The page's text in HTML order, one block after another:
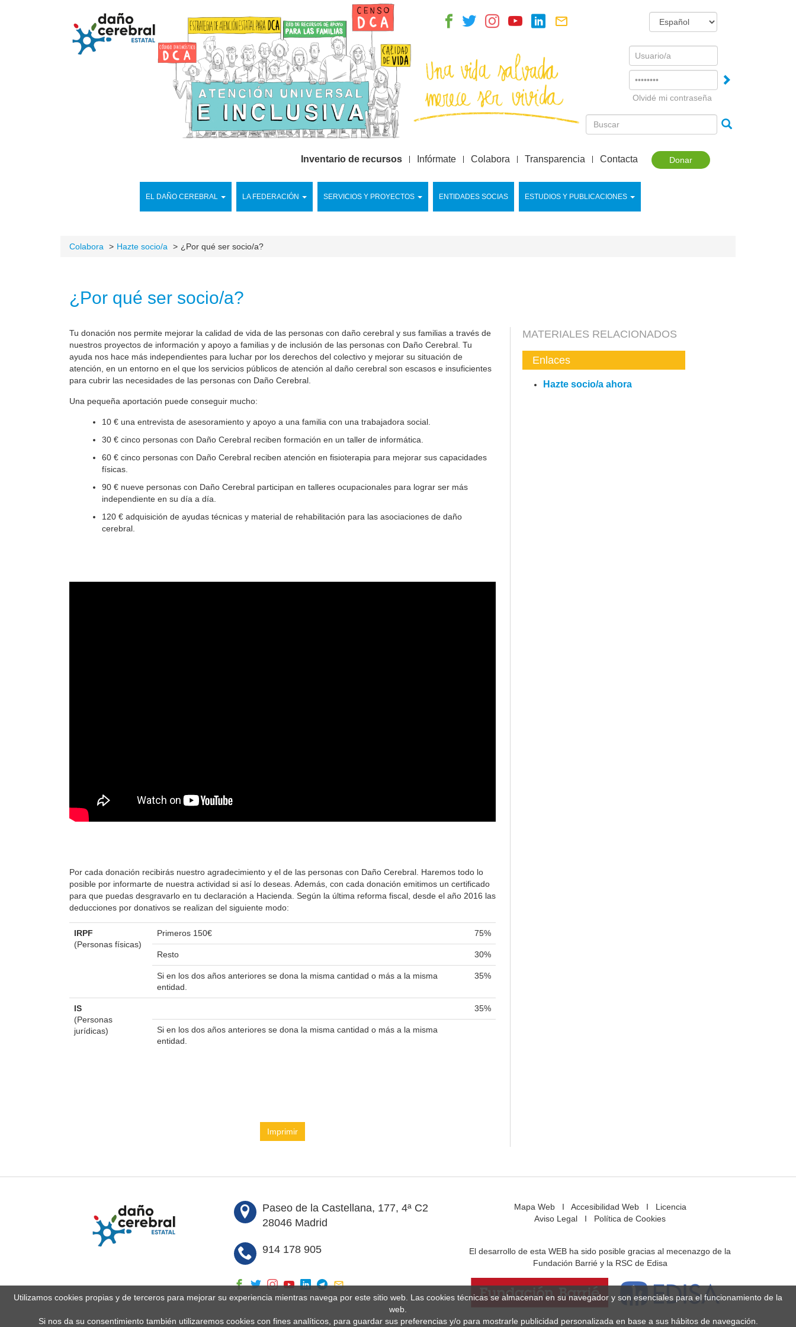
Username
Olvidé mi contraseña
Donar
EL DAÑO CEREBRAL LA FEDERACIÓN SERVICIOS Y PROYECTOS ENTIDADES SOCIAS ESTUDIOS Y PUBLICACIONES
Inventario de recursos Infórmate Colabora Transparencia Contacta
Colabora Hazte socio/a ¿Por qué ser socio/a?
¿Por qué ser socio/a?
Tu donación nos permite mejorar la calidad de vida de las personas con daño cerebral y sus familias a través de
nuestros proyectos de información y apoyo a familias y de inclusión de las personas con Daño Cerebral. Tu
ayuda nos hace más independientes para luchar por los derechos del colectivo y mejorar su situación de
atención, en un entorno en el que los servicios públicos de atención al daño cerebral son escasos e insuficientes
para cubrir las necesidades de las personas con Daño Cerebral.
Una pequeña aportación puede conseguir mucho:
10 € una entrevista de asesoramiento y apoyo a una familia con una trabajadora social.
30 € cinco personas con Daño Cerebral reciben formación en un taller de informática.
60 € cinco personas con Daño Cerebral reciben atención en fisioterapia para mejorar sus capacidades
físicas.
90 € nueve personas con Daño Cerebral participan en talleres ocupacionales para lograr ser más
independiente en su día a día.
120 € adquisición de ayudas técnicas y material de rehabilitación para las asociaciones de daño
cerebral.
Por cada donación recibirás nuestro agradecimiento y el de las personas con Daño Cerebral. Haremos todo lo
posible por informarte de nuestra actividad si así lo deseas. Además, con cada donación emitimos un certificado
para que puedas desgravarlo en tu declaración a Hacienda. Según la última reforma fiscal, desde el año 2016 las
deducciones por donativos se realizan del siguiente modo:
IRPF
(Personas físicas)
Primeros 150€ 75%
Resto 30%
Si en los dos años anteriores se dona la misma cantidad o más a la misma
entidad.
35%
IS
(Personas
jurídicas)
35%
Si en los dos años anteriores se dona la misma cantidad o más a la misma
entidad.
Imprimir
MATERIALES RELACIONADOS
Enlaces
Hazte socio/a ahora
Paseo de la Castellana, 177, 4ª C2
28046 Madrid
914 178 905
Mapa WebI Accesibilidad WebI Licencia
Aviso Legal I Política de Cookies
El desarrollo de esta WEB ha sido posible gracias al mecenazgo de la
Fundación Barrié y la RSC de Edisa
Utilizamos cookies propias y de terceros para mejorar su experiencia mientras navega por este sitio web. Las cookies técnicas se almacenan en su navegador y son esenciales para el funcionamiento de la
web.
Si nos da su consentimiento también utilizaremos cookies con fines analíticos, para guardar sus preferencias y/o para mostrarle publicidad personalizada en base a sus hábitos de navegación.